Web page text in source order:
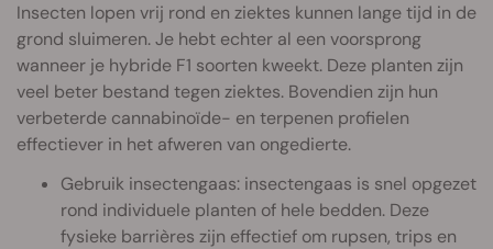
Insecten lopen vrij rond en ziektes kunnen lange tijd in de
grond sluimeren. Je hebt echter al een voorsprong
wanneer je hybride F1 soorten kweekt. Deze planten zijn
veel beter bestand tegen ziektes. Bovendien zijn hun
verbeterde cannabinoïde- en terpenen profielen
effectiever in het afweren van ongedierte.
Gebruik insectengaas: insectengaas is snel opgezet
rond individuele planten of hele bedden. Deze
fysieke barrières zijn effectief om rupsen, trips en